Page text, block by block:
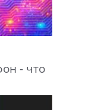
- что